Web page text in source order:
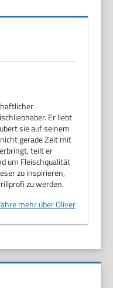
Er liebt
sie auf seinem
gerade Zeit mit
teilt er
um Fleischqualität
zu inspirieren,
zu werden.
mehr über Oliver